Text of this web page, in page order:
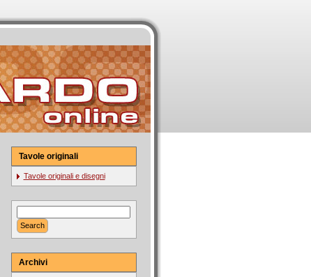
Tavole originali
Tavole originali e disegni
Archivi